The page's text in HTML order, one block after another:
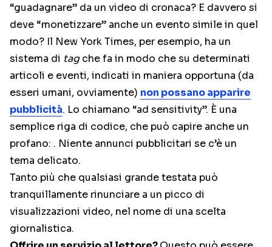
“guadagnare” da un video di cronaca? E davvero si
deve “monetizzare” anche un evento simile in quel
modo? Il New York Times, per esempio, ha un
sistema di tagche fa in modo che su determinati
articoli e eventi, indicati in maniera opportuna (da
esseri umani, ovviamente) non possano apparire
pubblicità. Lo chiamano “ad sensitivity”. È una
semplice riga di codice, che può capire anche un
profano: . Niente annunci pubblicitari se c’è un
tema delicato.
Tanto più che qualsiasi grande testata può
tranquillamente rinunciare a un picco di
visualizzazioni video, nel nome di una scelta
giornalistica.